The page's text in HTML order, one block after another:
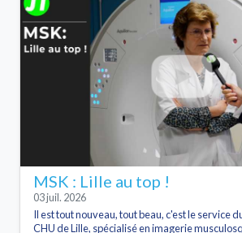
MSK : Lille au top !
03 juil. 2026
Il est tout nouveau, tout beau, c'est le service
CHU de Lille, spécialisé en imagerie